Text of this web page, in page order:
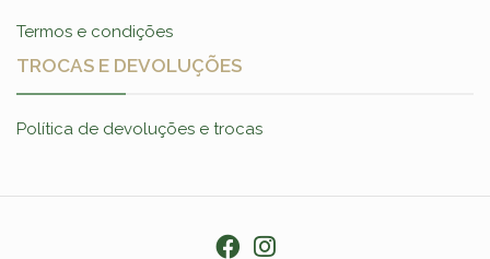
Termos e condições
TROCAS E DEVOLUÇÕES
Política de devoluções e trocas